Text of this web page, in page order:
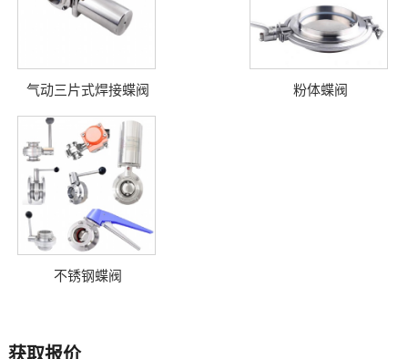
气动三片式焊接蝶阀 粉体蝶阀
不锈钢蝶阀
获取报价